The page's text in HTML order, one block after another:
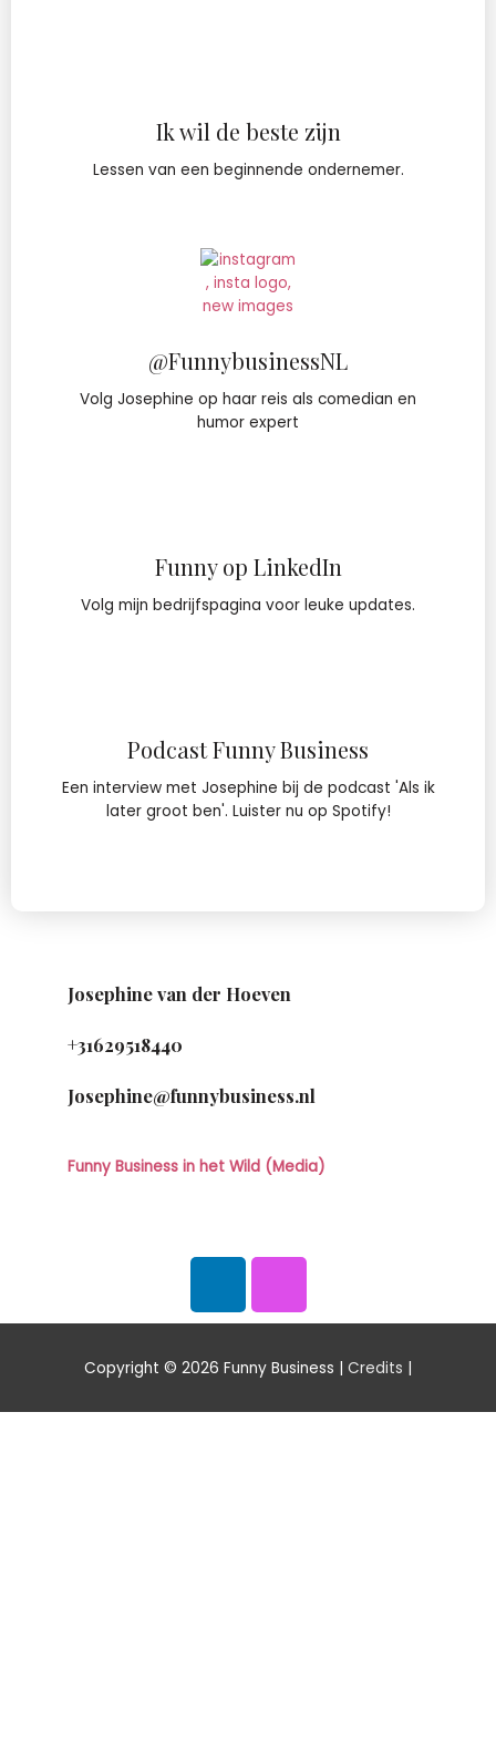
Ik wil de beste zijn
Lessen van een beginnende ondernemer.
@FunnybusinessNL
Volg Josephine op haar reis als comedian en
humor expert
Funny op LinkedIn
Volg mijn bedrijfspagina voor leuke updates.
Podcast Funny Business
Een interview met Josephine bij de podcast 'Als ik
later groot ben'. Luister nu op Spotify!
Josephine van der Hoeven
+31629518440
Josephine@funnybusiness.nl
Funny Business in het Wild (Media)
Copyright © 2026 Funny Business | Credits |